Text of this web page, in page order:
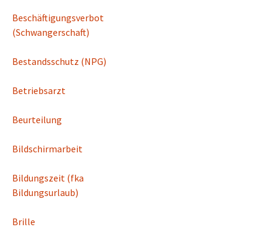
Beschäftigungsverbot
(Schwangerschaft)
Bestandsschutz (NPG)
Betriebsarzt
Beurteilung
Bildschirmarbeit
Bildungszeit (fka
Bildungsurlaub)
Brille